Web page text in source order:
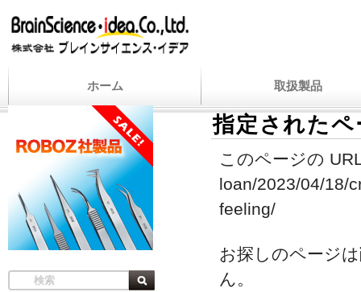
ホーム 取扱製品
指定された
このページの
loan/2023/04/18/
feeling/
お探しのページ
ん。